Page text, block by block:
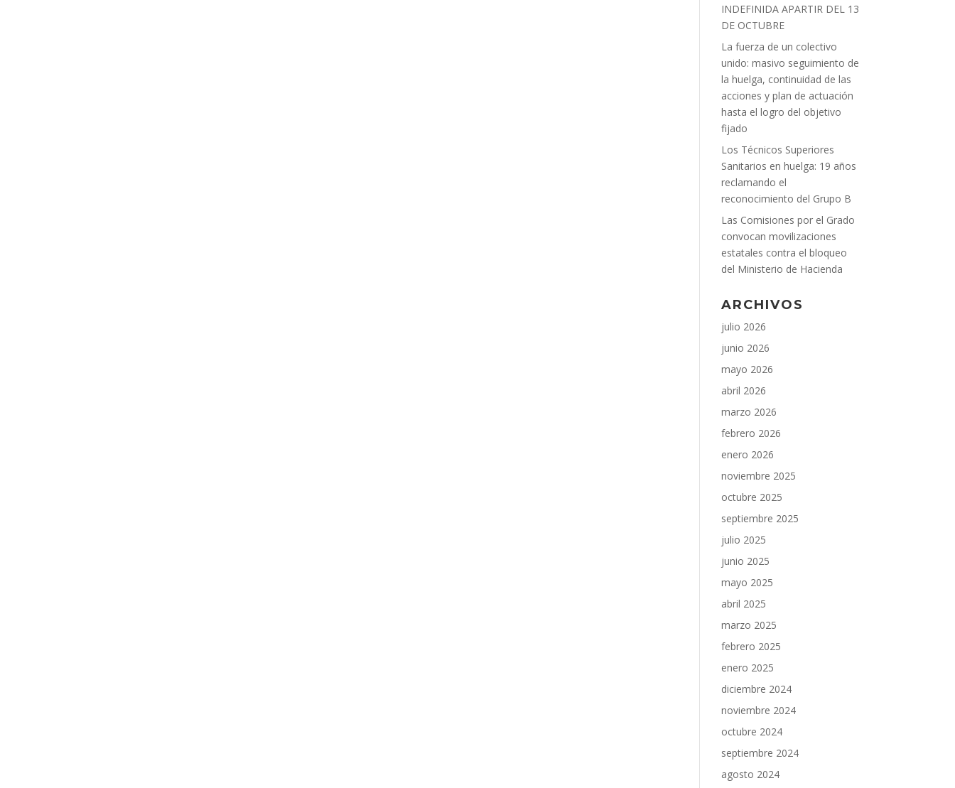
INDEFINIDA APARTIR DEL 13
DE OCTUBRE
La fuerza de un colectivo
unido: masivo seguimiento de
la huelga, continuidad de las
acciones y plan de actuación
hasta el logro del objetivo
fijado
Los Técnicos Superiores
Sanitarios en huelga: 19 años
reclamando el
reconocimiento del Grupo B
Las Comisiones por el Grado
convocan movilizaciones
estatales contra el bloqueo
del Ministerio de Hacienda
ARCHIVOS
julio 2026
junio 2026
mayo 2026
abril 2026
marzo 2026
febrero 2026
enero 2026
noviembre 2025
octubre 2025
septiembre 2025
julio 2025
junio 2025
mayo 2025
abril 2025
marzo 2025
febrero 2025
enero 2025
diciembre 2024
noviembre 2024
octubre 2024
septiembre 2024
agosto 2024